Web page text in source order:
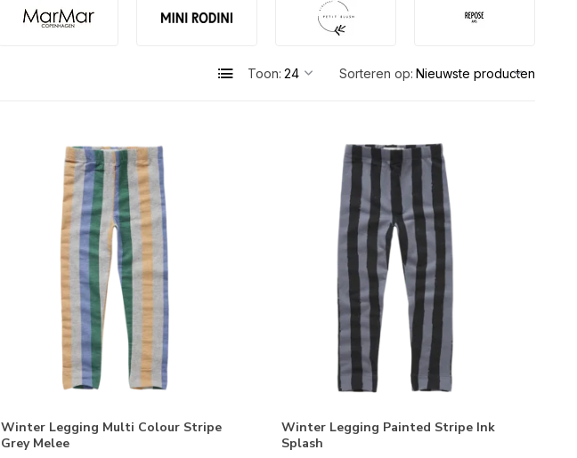
Toon: Sorteren op:
Winter Legging Multi Colour Stripe
Grey Melee
Winter Legging Painted Stripe Ink
Splash